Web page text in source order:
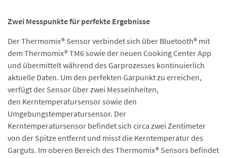
Zwei Messpunkte für perfekte Ergebnisse
Der Thermomix® Sensor verbindet sich über Bluetooth® mit
dem Thermomix® TM6 sowie der neuen Cooking Center App
und übermittelt während des Garprozesses kontinuierlich
aktuelle Daten. Um den perfekten Garpunkt zu erreichen,
verfügt der Sensor über zwei Messeinheiten,
den Kerntemperatursensor sowie den
Umgebungstemperatursensor. Der
Kerntemperatursensor befindet sich circa zwei Zentimeter
von der Spitze entfernt und misst die Kerntemperatur des
Garguts. Im oberen Bereich des Thermomix® Sensors befindet